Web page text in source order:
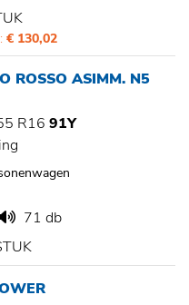
€ 130,02
ROSSO ASIMM. N5
R16 91Y
71 db